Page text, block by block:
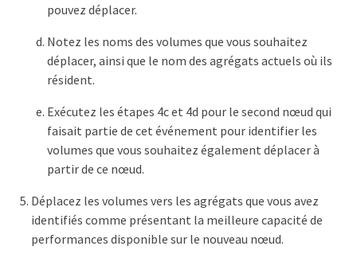
pouvez déplacer.
Notez les noms des volumes que vous souhaitez
déplacer, ainsi que le nom des agrégats actuels où ils
résident.
Exécutez les étapes 4c et 4d pour le second nœud qui
faisait partie de cet événement pour identifier les
volumes que vous souhaitez également déplacer à
partir de ce nœud.
Déplacez les volumes vers les agrégats que vous avez
identifiés comme présentant la meilleure capacité de
performances disponible sur le nouveau nœud.